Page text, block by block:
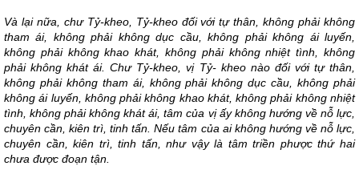
Và lại nữa, chư Tỷ-kheo, Tỷ-kheo đối với tự thân, không phải không
tham ái, không phải không dục cầu, không phải không ái luyến,
không phải không khao khát, không phải không nhiệt tình, không
phải không khát ái. Chư Tỷ-kheo, vị Tỷ- kheo nào đối với tự thân,
không phải không tham ái, không phải không dục cầu, không phải
không ái luyến, không phải không khao khát, không phải không nhiệt
tình, không phải không khát ái, tâm của vị ấy không hướng về nỗ lực,
chuyên cần, kiên trì, tinh tấn. Nếu tâm của ai không hướng về nỗ lực,
chuyên cần, kiên trì, tinh tấn, như vậy là tâm triền phược thứ hai
chưa được đoạn tận.